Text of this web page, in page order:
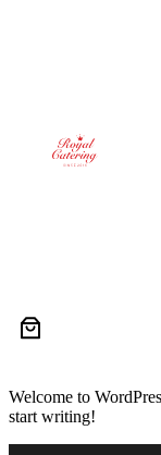
Welcome to
start writing!